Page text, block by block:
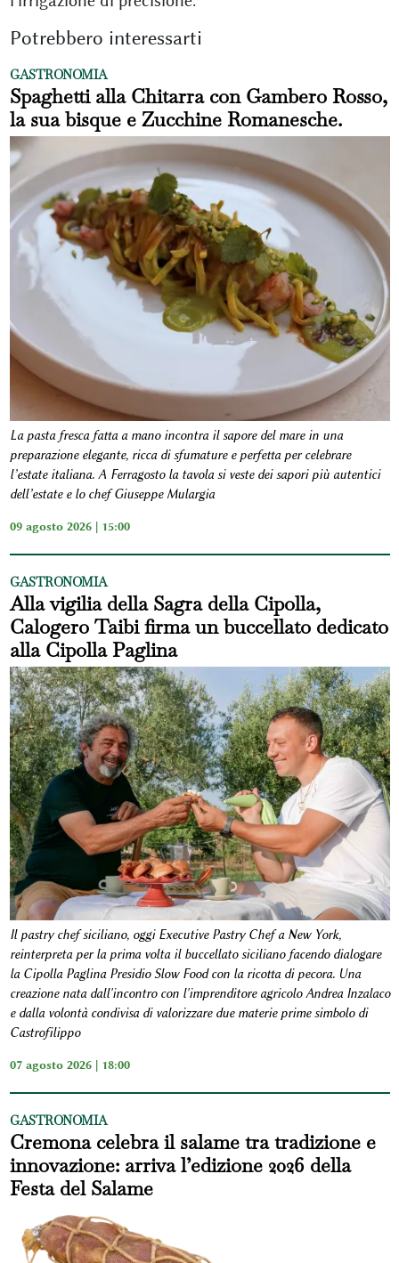
Potrebbero interessarti
GASTRONOMIA
Spaghetti alla Chitarra con Gambero Rosso,
la sua bisque e Zucchine Romanesche.
La pasta fresca fatta a mano incontra il sapore del mare in una
preparazione elegante, ricca di sfumature e perfetta per celebrare
l’estate italiana. A Ferragosto la tavola si veste dei sapori più autentici
dell’estate e lo chef Giuseppe Mulargia
09 agosto 2026 | 15:00
GASTRONOMIA
Alla vigilia della Sagra della Cipolla,
Calogero Taibi firma un buccellato dedicato
alla Cipolla Paglina
Il pastry chef siciliano, oggi Executive Pastry Chef a New York,
reinterpreta per la prima volta il buccellato siciliano facendo dialogare
la Cipolla Paglina Presidio Slow Food con la ricotta di pecora. Una
creazione nata dall'incontro con l'imprenditore agricolo Andrea Inzalaco
e dalla volontà condivisa di valorizzare due materie prime simbolo di
Castrofilippo
07 agosto 2026 | 18:00
GASTRONOMIA
Cremona celebra il salame tra tradizione e
innovazione: arriva l’edizione 2026 della
Festa del Salame